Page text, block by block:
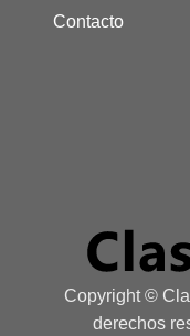
Contacto
Copyright ©
derechos